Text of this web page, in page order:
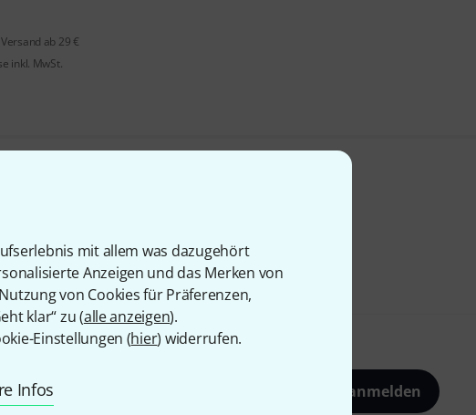
mit allem was dazugehört
Anzeigen und das Merken von
von Cookies für Präferenzen,
klar“ zu (alle anzeigen).
Einstellungen (hier) widerrufen.
Infos
ab 29 €
inkl. MwSt.
Jetzt anmelden